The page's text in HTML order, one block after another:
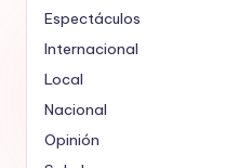
Espectáculos
Internacional
Local
Nacional
Opinión